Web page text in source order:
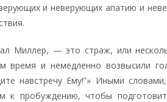
и неверующих апатию и
Миллер, — это страж, или
время и немедленно возвысили
навстречу Ему!”» Иными
к пробуждению, чтобы